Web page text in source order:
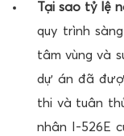
Tại sao tỷ lệ
quy trình
tâm vùng và
dự án đã
thi và tuân
nhân I-526E